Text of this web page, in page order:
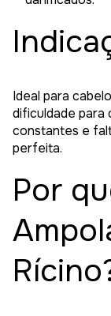
Ideal para
dificuldade para
constantes e
perfeita.
Por